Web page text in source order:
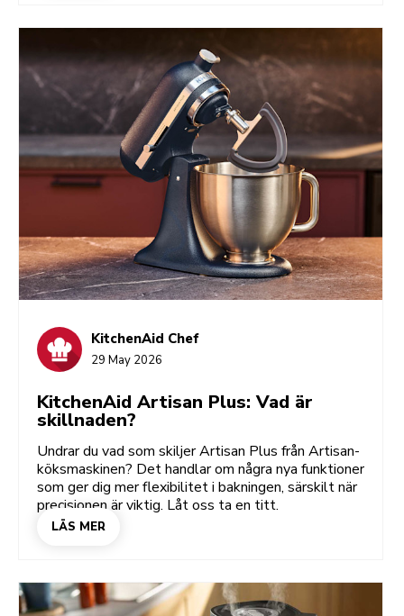
hackning, mixning och blandning kan du skippa allt
det tidskrävande och gå rakt på det roliga.
KitchenAid Chef
29 May 2026
KitchenAid Artisan Plus: Vad är
skillnaden?
Undrar du vad som skiljer Artisan Plus från Artisan-
köksmaskinen? Det handlar om några nya funktioner
som ger dig mer flexibilitet i bakningen, särskilt när
precisionen är viktig. Låt oss ta en titt.
LÄS MER